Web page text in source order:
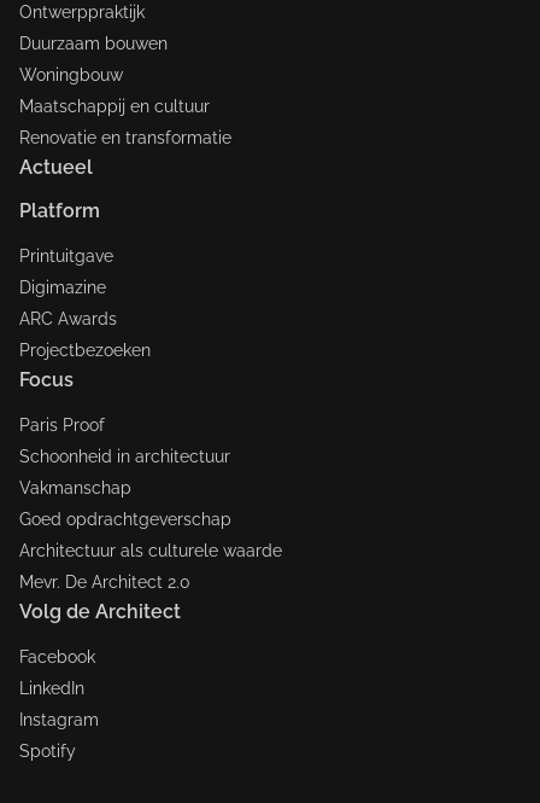
Ontwerppraktijk
Duurzaam bouwen
Woningbouw
Maatschappij en cultuur
Renovatie en transformatie
Actueel
Platform
Printuitgave
Digimazine
ARC Awards
Projectbezoeken
Focus
Paris Proof
Schoonheid in architectuur
Vakmanschap
Goed opdrachtgeverschap
Architectuur als culturele waarde
Mevr. De Architect 2.0
Volg de Architect
Facebook
LinkedIn
Instagram
Spotify